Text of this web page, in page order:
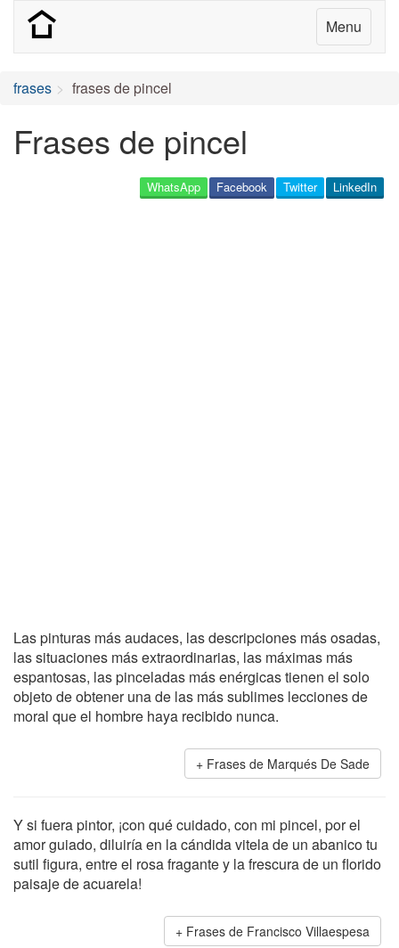
Menu
frases frases de pincel
Frases de pincel
LinkedIn
Twitter
Facebook
WhatsApp
Las pinturas más audaces, las descripciones más osadas,
las situaciones más extraordinarias, las máximas más
espantosas, las pinceladas más enérgicas tienen el solo
objeto de obtener una de las más sublimes lecciones de
moral que el hombre haya recibido nunca.
Frases de Marqués De Sade
Y si fuera pintor, ¡con qué cuidado, con mi pincel, por el
amor guiado, diluiría en la cándida vitela de un abanico tu
sutil figura, entre el rosa fragante y la frescura de un florido
paisaje de acuarela!
Frases de Francisco Villaespesa